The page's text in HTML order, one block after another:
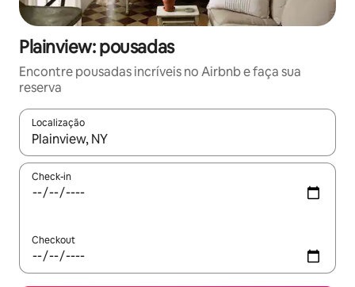
Plainview: pousadas
Encontre pousadas incríveis no Airbnb e faça sua
reserva
Localização
Quando os resultados estiverem disponíveis, explore-os
Check-in
Checkout